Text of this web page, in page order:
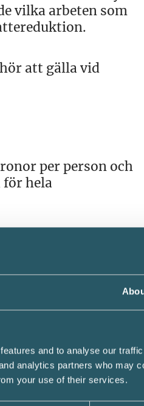
and to analyse our
analytics partners who may
your use of their services.
vilka arbeten som
att gälla vid
per person och
för hela
och högst 75
30 juni gäller de
tak införs.
av
i en